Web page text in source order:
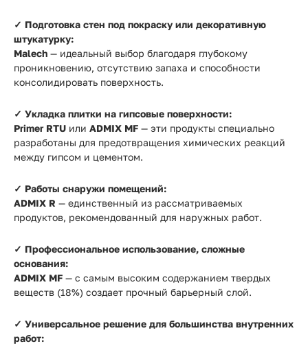
✓ Подготовка стен под покраску или декоративную
штукатурку:
Malech — идеальный выбор благодаря глубокому
проникновению, отсутствию запаха и способности
консолидировать поверхность.
✓ Укладка плитки на гипсовые поверхности:
Primer RTU или ADMIX MF — эти продукты специально
разработаны для предотвращения химических реакций
между гипсом и цементом.
✓ Работы снаружи помещений:
ADMIX R — единственный из рассматриваемых
продуктов, рекомендованный для наружных работ.
✓ Профессиональное использование, сложные
основания:
ADMIX MF — с самым высоким содержанием твердых
веществ (18%) создает прочный барьерный слой.
✓ Универсальное решение для большинства внутренних
работ: